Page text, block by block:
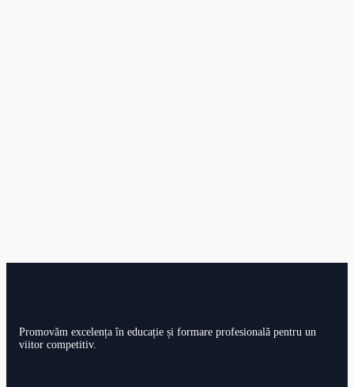
Promovăm excelența în educație și formare profesională pentru un
viitor competitiv.